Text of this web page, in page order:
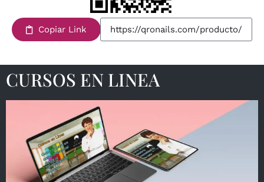
Copiar Link
CURSOS EN LINEA